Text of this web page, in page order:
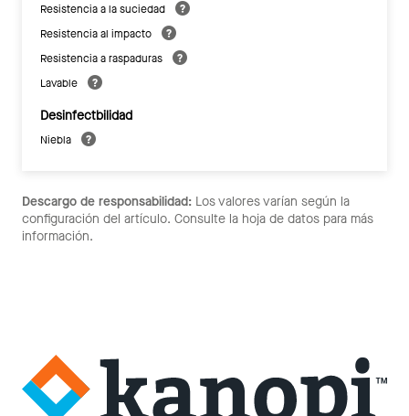
Resistencia a la suciedad
Resistencia al impacto
Resistencia a raspaduras
Lavable
Desinfectbilidad
Niebla
Descargo de responsabilidad: Los valores varían según la
configuración del artículo. Consulte la hoja de datos para más
información.